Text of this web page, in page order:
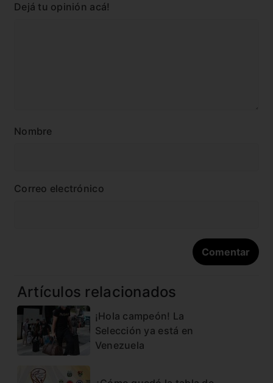
Dejá tu opinión acá!
Nombre
Correo electrónico
Artículos relacionados
¡Hola campeón! La
Selección ya está en
Venezuela